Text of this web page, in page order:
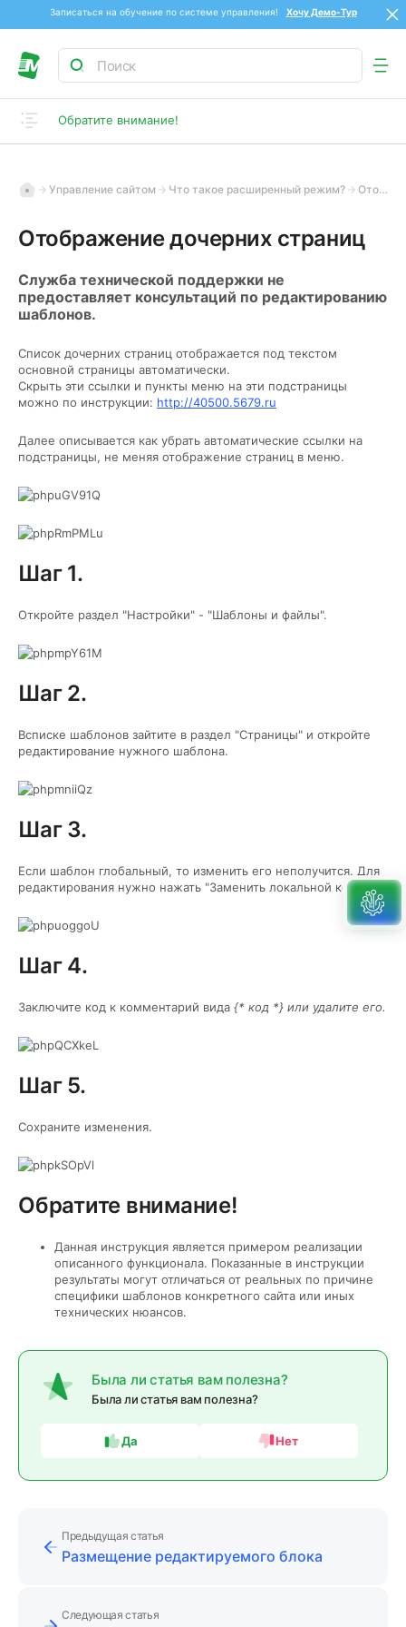
Записаться на обучение по системе управления! Хочу Демо-Тур
Обратите внимание!
Управление сайтом Что такое расширенный режим? Отображение дочерних страниц
Отображение дочерних страниц
Служба технической поддержки не
предоставляет консультаций по редактированию
шаблонов.
Список дочерних страниц отображается под текстом
основной страницы автоматически.
Скрыть эти ссылки и пункты меню на эти подстраницы
можно по инструкции: http://40500.5679.ru
Далее описывается как убрать автоматические ссылки на
подстраницы, не меняя отображение страниц в меню.
Шаг 1.
Откройте раздел "Настройки" - "Шаблоны и файлы".
Шаг 2.
Всписке шаблонов зайтите в раздел "Страницы" и откройте
редактирование нужного шаблона.
Шаг 3.
Если шаблон глобальный, то изменить его неполучится. Для
редактирования нужно нажать "Заменить локальной копией".
Шаг 4.
Заключите код к комментарий вида {* код *} или удалите его.
Шаг 5.
Сохраните изменения.
Обратите внимание!
Данная инструкция является примером реализации
описанного функционала. Показанные в инструкции
результаты могут отличаться от реальных по причине
специфики шаблонов конкретного сайта или иных
технических нюансов.
Была ли статья вам полезна?
Была ли статья вам полезна?
Да Нет
Предыдущая статья
Размещение редактируемого блока
Следующая статья